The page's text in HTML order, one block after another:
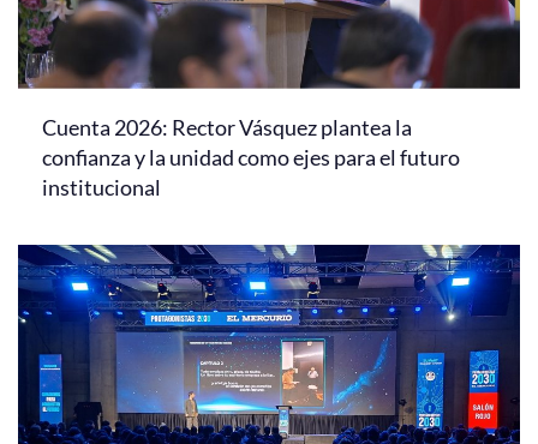
Cuenta 2026: Rector Vásquez plantea la
confianza y la unidad como ejes para el futuro
institucional